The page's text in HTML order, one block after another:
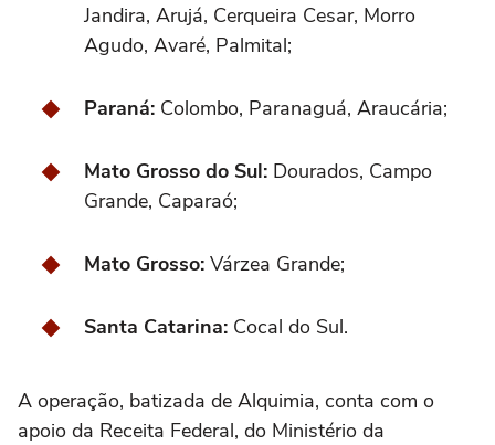
Jandira, Arujá, Cerqueira Cesar, Morro
Agudo, Avaré, Palmital;
Paraná: Colombo, Paranaguá, Araucária;
Mato Grosso do Sul: Dourados, Campo
Grande, Caparaó;
Mato Grosso: Várzea Grande;
Santa Catarina: Cocal do Sul.
A operação, batizada de Alquimia, conta com o
apoio da Receita Federal, do Ministério da